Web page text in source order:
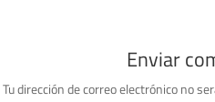
Enviar
Tu dirección de correo electrónico no